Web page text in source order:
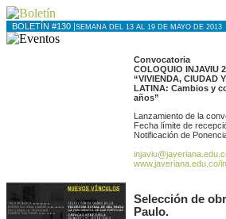
BOLETÍN #130 |SEMANA DEL 13 AL 19 DE MAYO DE 2013
Convocatoria
COLOQUIO INJAVIU
“VIVIENDA, CIUDAD
LATINA: Cambios y
años”
Lanzamiento de la
Fecha límite de
Notificación de
www.javeriana.edu.co/
Selección de
Paulo.